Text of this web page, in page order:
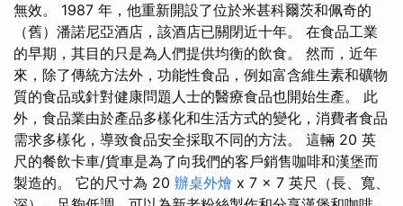
無效。 1987 年，他重新開設了位於米甚科爾茨和佩奇的
（舊）潘諾尼亞酒店，該酒店已關閉近十年。 在食品工業
的早期，其目的只是為人們提供均衡的飲食。 然而，近年
來，除了傳統方法外，功能性食品，例如富含維生素和礦物
質的食品或針對健康問題人士的醫療食品也開始生產。 此
外，食品業由於產品多樣化和生活方式的變化，消費者食品
需求多樣化，導致食品安全採取不同的方法。 這輛 20 英
尺的餐飲卡車/貨車是為了向我們的客戶銷售咖啡和漢堡而
製造的。 它的尺寸為 20 辦桌外燴 x 7 x 7 英尺（長、寬、